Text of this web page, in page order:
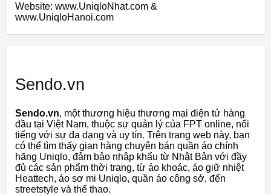
Website: www.UniqloNhat.com &
www.UniqloHanoi.com
Sendo.vn
Sendo.vn, một thương hiệu thương mại điện tử hàng
đầu tại Việt Nam, thuộc sự quản lý của FPT online, nổi
tiếng với sự đa dạng và uy tín. Trên trang web này, bạn
có thể tìm thấy gian hàng chuyên bán quần áo chính
hãng Uniqlo, đảm bảo nhập khẩu từ Nhật Bản với đầy
đủ các sản phẩm thời trang, từ áo khoác, áo giữ nhiệt
Heattech, áo sơ mi Uniqlo, quần áo công sở, đến
streetstyle và thể thao.